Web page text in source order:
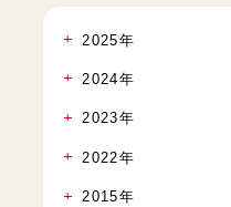
2025年
2024年
2023年
2022年
2015年